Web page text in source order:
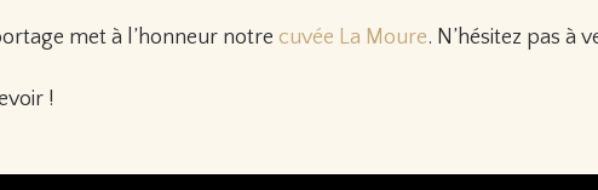
met à l’honneur notre cuvée La Moure. N’hésitez pas à
!